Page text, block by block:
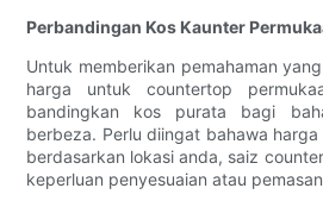
Perbandingan Kos Kaunter
Untuk memberikan pemahaman
harga untuk countertop
bandingkan kos purata bagi
berbeza. Perlu diingat bahawa
berdasarkan lokasi anda, saiz
keperluan penyesuaian atau